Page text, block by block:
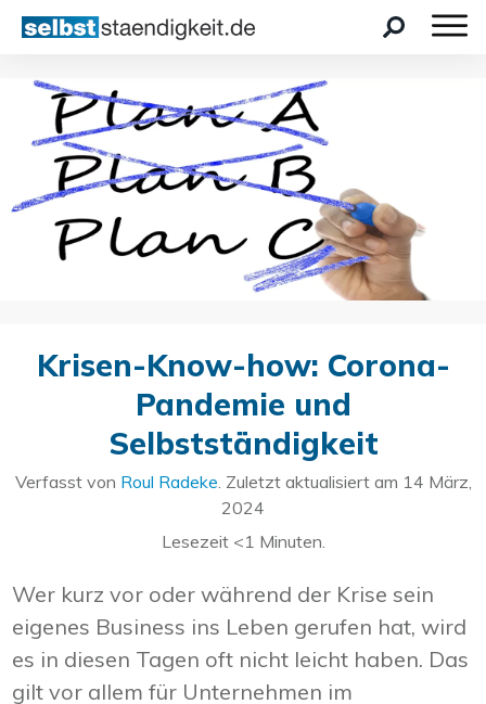
Krisen-Know-how: Corona-
Pandemie und
Selbstständigkeit
Verfasst von Roul Radeke. Zuletzt aktualisiert am 14 März,
2024
Lesezeit <1 Minuten.
Wer kurz vor oder während der Krise sein
eigenes Business ins Leben gerufen hat, wird
es in diesen Tagen oft nicht leicht haben. Das
gilt vor allem für Unternehmen im